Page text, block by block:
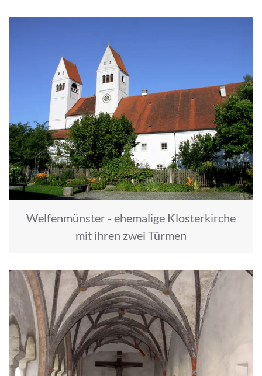
Welfenmünster - ehemalige Klosterkirche
mit ihren zwei Türmen